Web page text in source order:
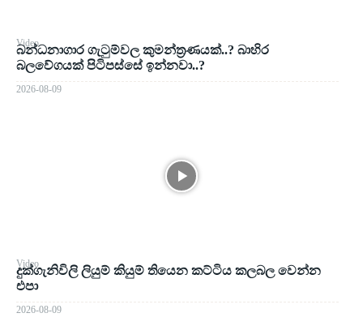
Video
බන්ධනාගාර ගැටුම්වල කුමන්ත්‍රණයක්..? බාහිර
බලවේගයක් පිටිපස්සේ ඉන්නවා..?
2026-08-09
Video
දුක්ගැනිවිලි ලියුම් කියුම් තියෙන කට්ටිය කලබල වෙන්න
එපා
2026-08-09